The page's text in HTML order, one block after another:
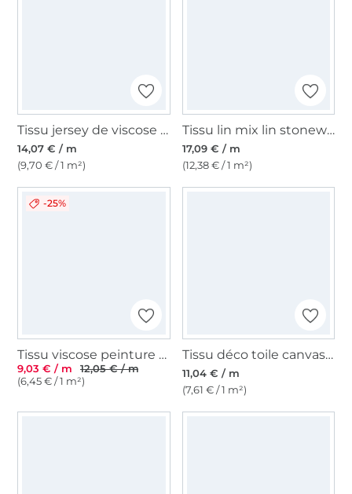
Tissu jersey de viscose cachemire paisley flowers, orange
14,07 € / m
(9,70 € / 1 m²)
Tissu lin mix lin stonewashed, sable
17,09 € / m
(12,38 € / 1 m²)
-25%
Tissu viscose peinture abstraite Charlie, bleu
9,03 € / m
12,05 € / m
(6,45 € / 1 m²)
Tissu déco toile canvas uni, bleu foncé
11,04 € / m
(7,61 € / 1 m²)